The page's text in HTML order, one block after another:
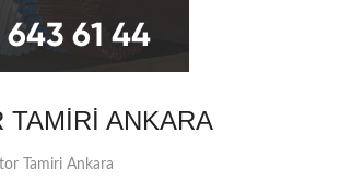
TAMIRI ANKARA
Tamiri Ankara